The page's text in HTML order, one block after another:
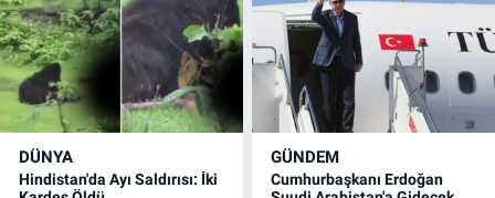
DÜNYA
Hindistan'da Ayı Saldırısı: İki
GÜNDEM
Cumhurbaşkanı Erdoğan